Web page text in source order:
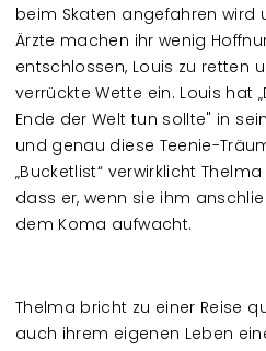
beim Skaten angefahren wird
Ärzte machen ihr wenig
entschlossen, Louis zu retten
verrückte Wette ein. Louis hat
Ende der Welt tun sollte" in
und genau diese Teenie-Trä
„Bucketlist“ verwirklicht
dass er, wenn sie ihm
dem Koma aufwacht.
Thelma bricht zu einer Reise
auch ihrem eigenen Leben